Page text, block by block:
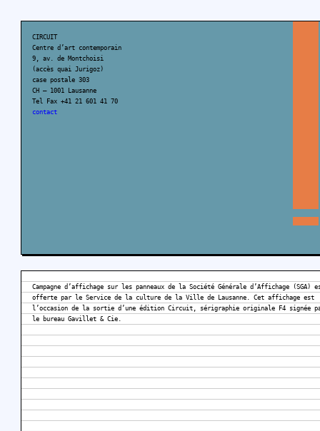
CIRCUIT
Centre d’art contemporain
9, av. de Montchoisi
(accès quai Jurigoz)
case postale 303
CH – 1001 Lausanne
Tel Fax +41 21 601 41 70
contact
Campagne d’affichage sur les panneaux de la Société Générale d’Affichage (SGA)
offerte par le Service de la culture de la Ville de Lausanne. Cet affichage est
l’occasion de la sortie d’une édition Circuit, sérigraphie originale F4 signée
le bureau Gavillet & Cie.